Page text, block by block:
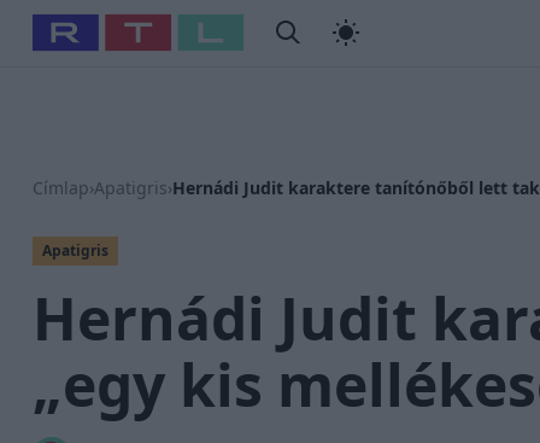
Babits Marcella #Szellő István #Most Wanted
Címlap›Apatigris›Hernádi Judit karaktere tanítónőből lett
Apatigris
Hernádi Judit
„egy kis